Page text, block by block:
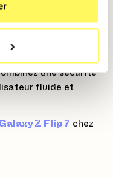
volet de
avancées
une sécurité
fluide et
Z Flip 7 chez